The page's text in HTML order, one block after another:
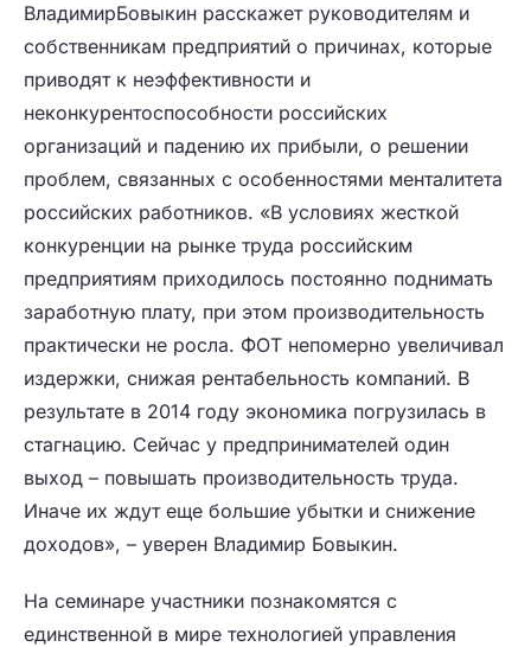
ВладимирБовыкин расскажет руководителям и
собственникам предприятий о причинах, которые
приводят к неэффективности и
неконкурентоспособности российских
организаций и падению их прибыли, о решении
проблем, связанных с особенностями менталитета
российских работников. «В условиях жесткой
конкуренции на рынке труда российским
предприятиям приходилось постоянно поднимать
заработную плату, при этом производительность
практически не росла. ФОТ непомерно увеличивал
издержки, снижая рентабельность компаний. В
результате в 2014 году экономика погрузилась в
стагнацию. Сейчас у предпринимателей один
выход – повышать производительность труда.
Иначе их ждут еще большие убытки и снижение
доходов», – уверен Владимир Бовыкин.
На семинаре участники познакомятся с
единственной в мире технологией управления